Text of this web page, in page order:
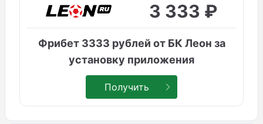
3 333 ₽
Фрибет 3333 рублей от БК Леон за
установку приложения
Получить